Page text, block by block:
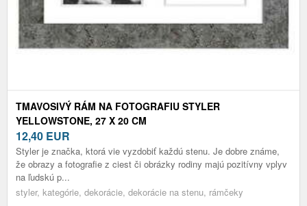
TMAVOSIVÝ RÁM NA FOTOGRAFIU STYLER
YELLOWSTONE, 27 X 20 CM
12,40 EUR
Styler je značka, ktorá vie vyzdobiť každú stenu. Je dobre známe,
že obrazy a fotografie z ciest či obrázky rodiny majú pozitívny vplyv
na ľudskú p...
styler, kategórie, dekorácie, dekorácie na stenu, rámčeky